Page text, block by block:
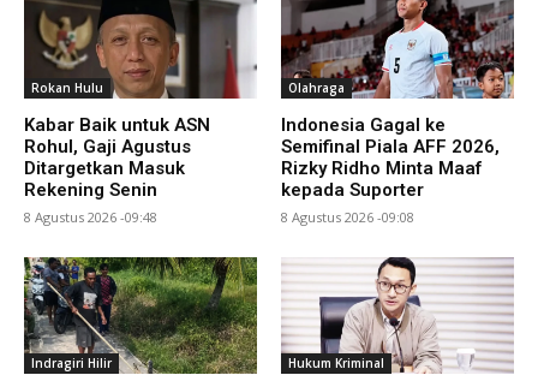
Rokan Hulu
Kabar Baik untuk ASN
Rohul, Gaji Agustus
Ditargetkan Masuk
Rekening Senin
8 Agustus 2026 -09:48
Olahraga
Indonesia Gagal ke
Semifinal Piala AFF 2026,
Rizky Ridho Minta Maaf
kepada Suporter
8 Agustus 2026 -09:08
Indragiri Hilir Hukum Kriminal